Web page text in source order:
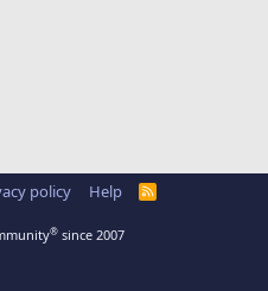
policy Help
R
® since 2007